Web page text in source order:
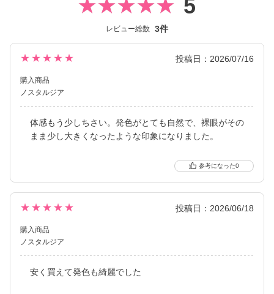
5
レビュー総数 3件
★★★★★ 投稿日：2026/07/16
購入商品
ノスタルジア
体感もう少しちさい。発色がとても自然で、裸眼がその
まま少し大きくなったような印象になりました。
0
★★★★★ 投稿日：2026/06/18
購入商品
ノスタルジア
安く買えて発色も綺麗でした